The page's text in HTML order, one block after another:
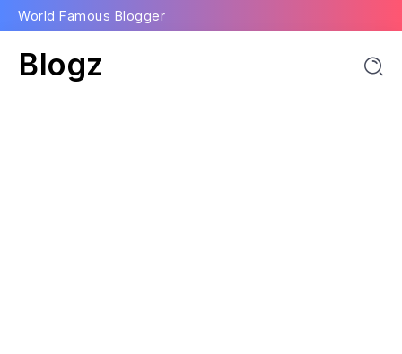
World Famous Blogger
Blogz